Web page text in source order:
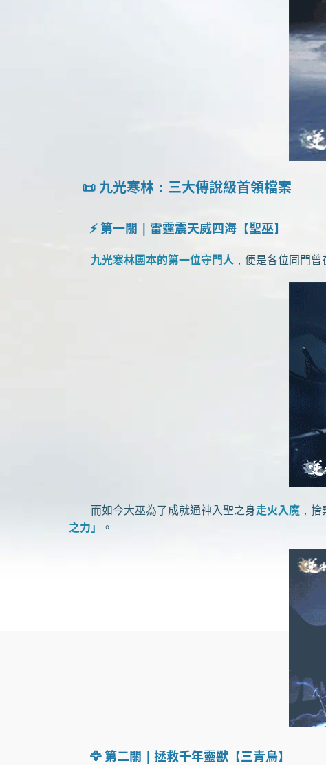
📜 九光寒林：三大傳說級首領檔案
⚡ 第一關｜雷霆震天威四海【聖巫】
九光寒林團本的第一位守門人 ，便是各位同門曾
而如今大巫為了成就通神入聖之身走火入魔 ，
之力」
。
🦅 第二關｜拯救千年靈獸【三青鳥】